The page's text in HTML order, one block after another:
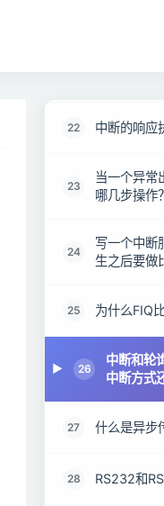
22 中断的响应
23
当一个异常
哪几步操作？
24
写一个中断
生之后要做
25 为什么FIQ
26
中断和轮
中断方式
27 什么是异步
28 RS232和